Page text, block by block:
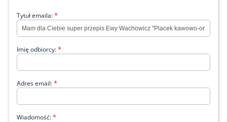
Tytuł emaila:*
Imię odbiorcy:*
Adres email:*
Wiadomość:*